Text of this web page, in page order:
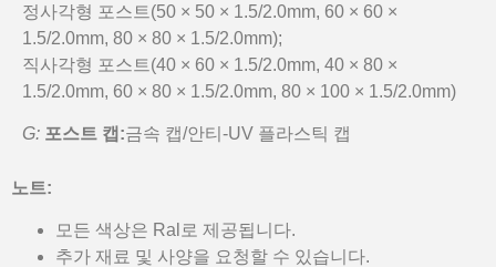
정사각형 포스트(50 × 50 × 1.5/2.0mm, 60 × 60 ×
1.5/2.0mm, 80 × 80 × 1.5/2.0mm);
직사각형 포스트(40 × 60 × 1.5/2.0mm, 40 × 80 ×
1.5/2.0mm, 60 × 80 × 1.5/2.0mm, 80 × 100 × 1.5/2.0mm)
G: 포스트 캡:금속 캡/안티-UV 플라스틱 캡
노트:
모든 색상은 Ral로 제공됩니다.
추가 재료 및 사양을 요청할 수 있습니다.